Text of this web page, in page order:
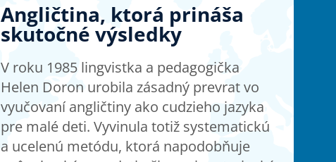
Angličtina, ktorá prináša
skutočné výsledky
V roku 1985 lingvistka a pedagogička
Helen Doron urobila zásadný prevrat vo
vyučovaní angličtiny ako cudzieho jazyka
pre malé deti. Vyvinula totiž systematickú
a ucelenú metódu, ktorá napodobňuje